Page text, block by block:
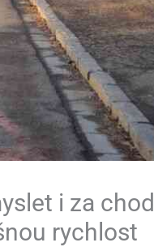
i za
rychlost